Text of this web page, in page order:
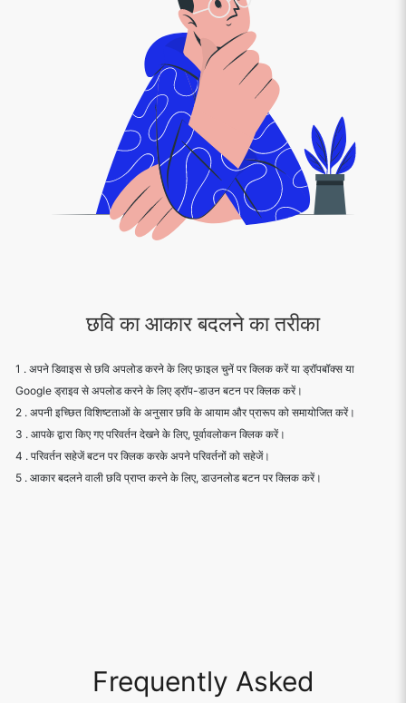
छवि का आकार बदलने का तरीका
1 . अपने डिवाइस से छवि अपलोड करने के लिए फ़ाइल चुनें पर क्लिक करें या ड्रॉपबॉक्स या
Google ड्राइव से अपलोड करने के लिए ड्रॉप-डाउन बटन पर क्लिक करें।
2 . अपनी इच्छित विशिष्टताओं के अनुसार छवि के आयाम और प्रारूप को समायोजित करें।
3 . आपके द्वारा किए गए परिवर्तन देखने के लिए, पूर्वावलोकन क्लिक करें।
4 . परिवर्तन सहेजें बटन पर क्लिक करके अपने परिवर्तनों को सहेजें।
5 . आकार बदलने वाली छवि प्राप्त करने के लिए, डाउनलोड बटन पर क्लिक करें।
Frequently Asked